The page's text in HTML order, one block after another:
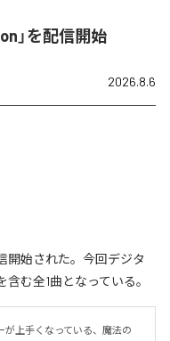
」を配信開始
2026.8.6
開始された。今回デジタ
含む全1曲となっている。
が上手くなっている、魔法の